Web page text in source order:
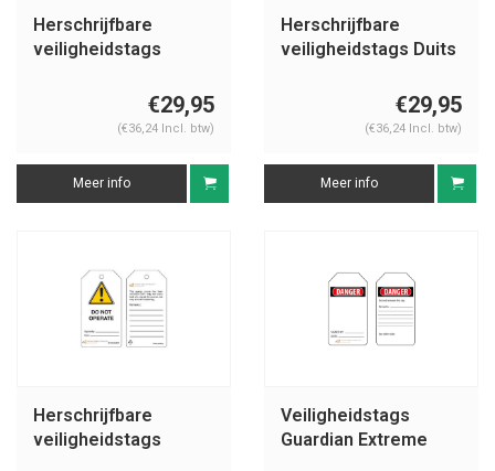
Herschrijfbare
veiligheidstags
€29,95
(€36,24 Incl. btw)
Meer info
Herschrijfbare
veiligheidstags Duits
€29,95
(€36,24 Incl. btw)
Meer info
Herschrijfbare
veiligheidstags
Veiligheidstags
Guardian Extreme